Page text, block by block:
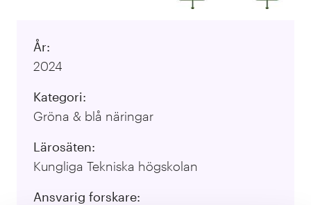
År:
2024
Kategori:
Gröna & blå näringar
Lärosäten:
Kungliga Tekniska högskolan
Ansvarig forskare: